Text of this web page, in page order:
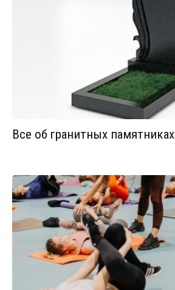
Все об гранитных памятниках